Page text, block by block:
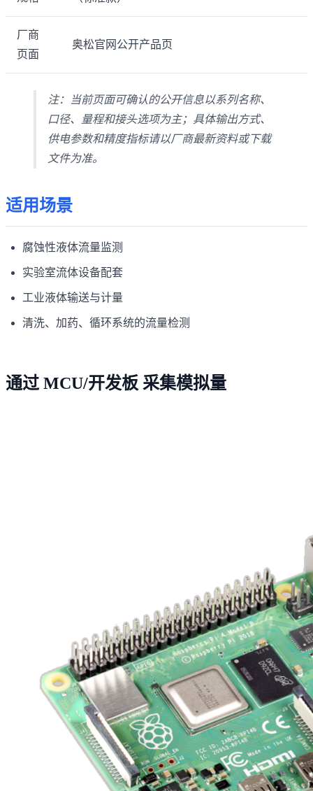
厂商
页面
奥松官网公开产品页
注：当前页面可确认的公开信息以系列名称、
口径、量程和接头选项为主；具体输出方式、
供电参数和精度指标请以厂商最新资料或下载
文件为准。
适用场景
腐蚀性液体流量监测
实验室流体设备配套
工业液体输送与计量
清洗、加药、循环系统的流量检测
通过 MCU/开发板 采集模拟量